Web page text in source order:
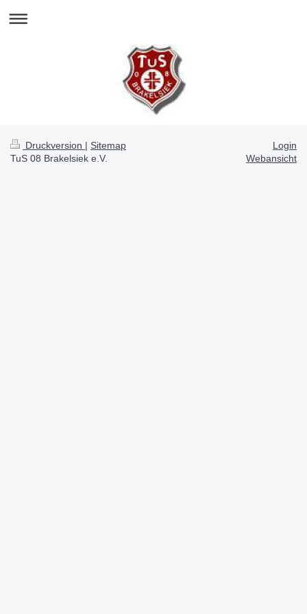
Druckversion | Sitemap
TuS 08 Brakelsiek e.V.
Login
Webansicht